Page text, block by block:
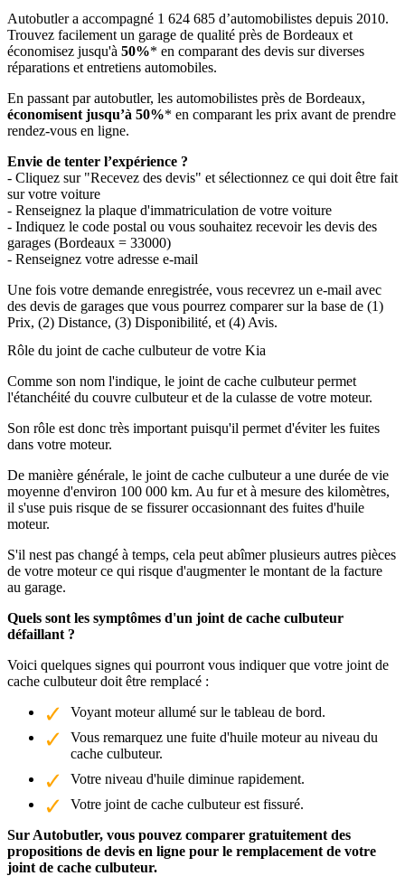
Autobutler a accompagné 1 624 685 d’automobilistes depuis 2010.
Trouvez facilement un garage de qualité près de Bordeaux et
économisez jusqu'à 50%* en comparant des devis sur diverses
réparations et entretiens automobiles.
En passant par autobutler, les automobilistes près de Bordeaux,
économisent jusqu’à 50%* en comparant les prix avant de prendre
rendez-vous en ligne.
Envie de tenter l’expérience ?
- Cliquez sur "Recevez des devis" et sélectionnez ce qui doit être fait
sur votre voiture
- Renseignez la plaque d'immatriculation de votre voiture
- Indiquez le code postal ou vous souhaitez recevoir les devis des
garages (Bordeaux = 33000)
- Renseignez votre adresse e-mail
Une fois votre demande enregistrée, vous recevrez un e-mail avec
des devis de garages que vous pourrez comparer sur la base de (1)
Prix, (2) Distance, (3) Disponibilité, et (4) Avis.
Rôle du joint de cache culbuteur de votre Kia
Comme son nom l'indique, le joint de cache culbuteur permet
l'étanchéité du couvre culbuteur et de la culasse de votre moteur.
Son rôle est donc très important puisqu'il permet d'éviter les fuites
dans votre moteur.
De manière générale, le joint de cache culbuteur a une durée de vie
moyenne d'environ 100 000 km. Au fur et à mesure des kilomètres,
il s'use puis risque de se fissurer occasionnant des fuites d'huile
moteur.
S'il nest pas changé à temps, cela peut abîmer plusieurs autres pièces
de votre moteur ce qui risque d'augmenter le montant de la facture
au garage.
Quels sont les symptômes d'un joint de cache culbuteur
défaillant ?
Voici quelques signes qui pourront vous indiquer que votre joint de
cache culbuteur doit être remplacé :
Voyant moteur allumé sur le tableau de bord.
Vous remarquez une fuite d'huile moteur au niveau du
cache culbuteur.
Votre niveau d'huile diminue rapidement.
Votre joint de cache culbuteur est fissuré.
Sur Autobutler, vous pouvez comparer gratuitement des
propositions de devis en ligne pour le remplacement de votre
joint de cache culbuteur.